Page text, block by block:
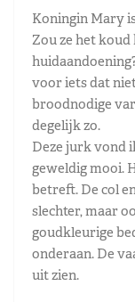
Koningin Mary
Zou ze het koud
voor iets dat
broodnodige
degelijk zo.
Deze jurk vond
geweldig mooi.
betreft. De col
slechter, maar
goudkleurige
onderaan. De
uit zien.